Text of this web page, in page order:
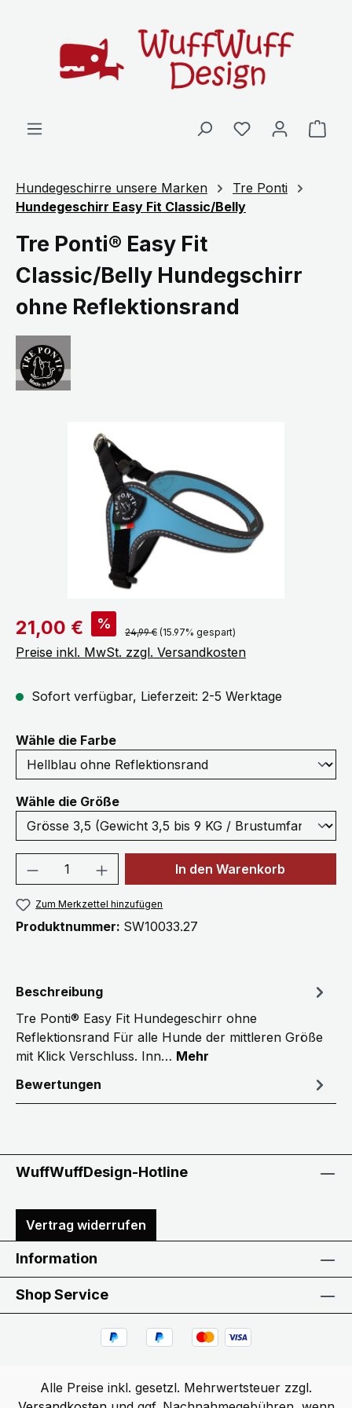
Hundegeschirre unsere Marken
Tre Ponti
Hundegeschirr Easy Fit Classic/Belly
Tre Ponti® Easy Fit
Classic/Belly Hundegschirr
ohne Reflektionsrand
Bildergalerie überspringen
Verkaufspreis:
21,00 € % Regulärer Preis:
24,99 € (15.97% gespart)
Preise inkl. MwSt. zzgl. Versandkosten
Sofort verfügbar, Lieferzeit: 2-5 Werktage
Wähle die Farbeauswählen
Wähle die Größeauswählen
Produkt Anzahl: Gib denIn den Warenkorb
Zum Merkzettel hinzufügen
Produktnummer: SW10033.27
Beschreibung
Tre Ponti® Easy Fit Hundegeschirr ohne
Reflektionsrand Für alle Hunde der mittleren Größe
mit Klick Verschluss. Inn… Mehr
Bewertungen
WuffWuffDesign-Hotline
Vertrag widerrufen
Information
Shop Service
Alle Preise inkl. gesetzl. Mehrwertsteuer zzgl.